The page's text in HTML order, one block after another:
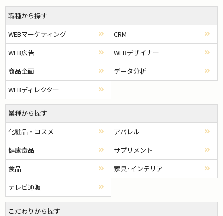
職種から探す
WEBマーケティング
CRM
WEB広告
WEBデザイナー
商品企画
データ分析
WEBディレクター
業種から探す
化粧品・コスメ
アパレル
健康食品
サプリメント
食品
家具･インテリア
テレビ通販
こだわりから探す